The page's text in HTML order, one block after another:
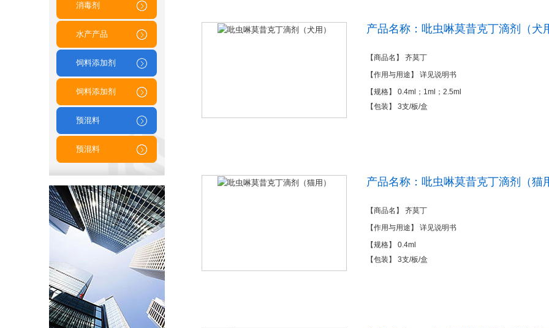
消毒剂
水产产品
饲料添加剂
饲料添加剂
预混料
预混料
产品名称：吡虫啉莫昔克丁滴剂（犬
【商品名】 齐莫丁
【作用与用途】 详见说明书
【规格】 0.4ml；1ml；2.5ml
【包装】 3支/板/盒
产品名称：吡虫啉莫昔克丁滴剂（猫
【商品名】 齐莫丁
【作用与用途】 详见说明书
【规格】 0.4ml
【包装】 3支/板/盒